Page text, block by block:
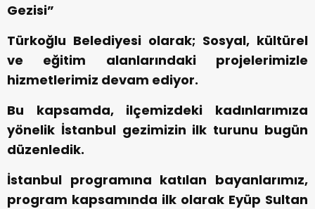
Gezisi”
Türkoğlu Belediyesi olarak; Sosyal, kültürel
ve eğitim alanlarındaki projelerimizle
hizmetlerimiz devam ediyor.
Bu kapsamda, ilçemizdeki kadınlarımıza
yönelik İstanbul gezimizin ilk turunu bugün
düzenledik.
İstanbul programına katılan bayanlarımız,
program kapsamında ilk olarak Eyüp Sultan